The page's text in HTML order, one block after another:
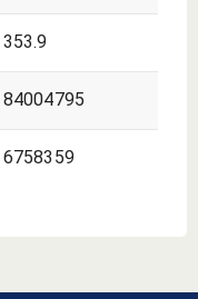
353.9
84004795
6758359